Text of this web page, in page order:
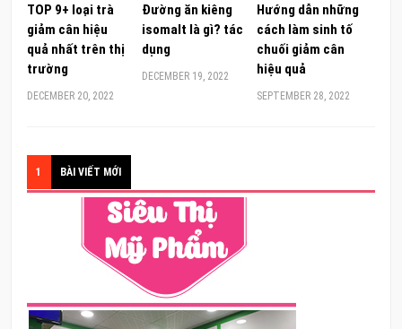
TOP 9+ loại trà
giảm cân hiệu
quả nhất trên thị
trường
DECEMBER 20, 2022
Đường ăn kiêng
isomalt là gì? tác
dụng
DECEMBER 19, 2022
Hướng dẫn những
cách làm sinh tố
chuối giảm cân
hiệu quả
SEPTEMBER 28, 2022
1 BÀI VIẾT MỚI